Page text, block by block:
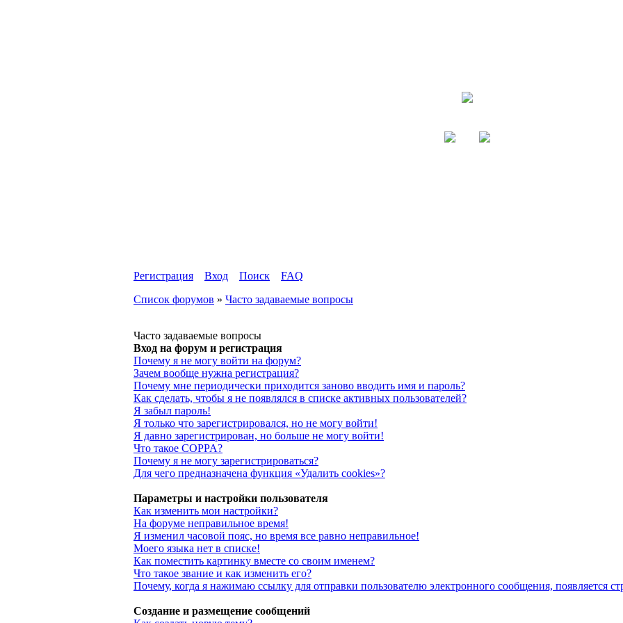
Регистрация Вход Поиск
FAQ
Список форумов » Часто задаваемые вопросы
Часто задаваемые вопросы
Вход на форум и регистрация
Почему я не могу войти на форум?
Зачем вообще нужна регистрация?
Почему мне периодически приходится заново вводить имя и пароль?
Как сделать, чтобы я не появлялся в списке активных пользователей?
Я забыл пароль!
Я только что зарегистрировался, но не могу войти!
Я давно зарегистрирован, но больше не могу войти!
Что такое COPPA?
Почему я не могу зарегистрироваться?
Для чего предназначена функция «Удалить cookies»?
Параметры и настройки пользователя
Как изменить мои настройки?
На форуме неправильное время!
Я изменил часовой пояс, но время все равно неправильное!
Моего языка нет в списке!
Как поместить картинку вместе со своим именем?
Что такое звание и как изменить его?
Почему, когда я нажимаю ссылку для отправки пользователю электронного сообщения, появляется
Создание и размещение сообщений